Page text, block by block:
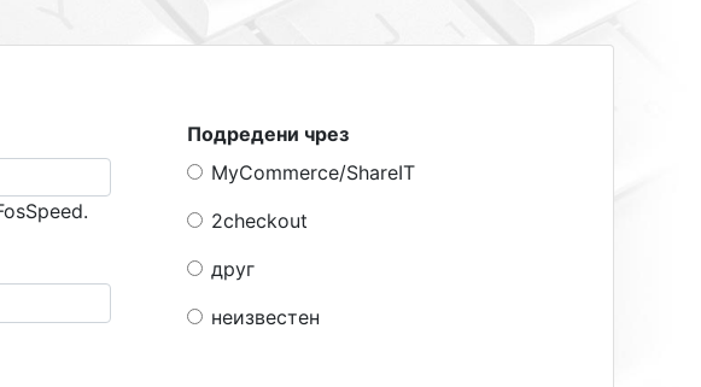
Подредени чрез
MyCommerce/ShareIT
2checkout
друг
неизвестен